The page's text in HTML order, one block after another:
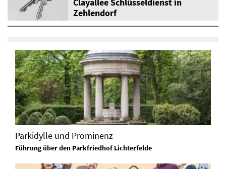
Clayallee Schlüsseldienst in
Zehlendorf
Parkidylle und Prominenz
Führung über den Parkfriedhof Lichterfelde